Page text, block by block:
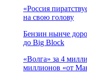
«Россия
на свою голову
Бензин нынче
до Big Block
«Волга» за 4
миллионов «от